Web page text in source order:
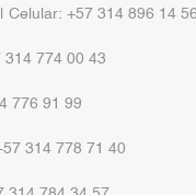
+57 314 896 14
774 00 43
776 91 99
314 778 71 40